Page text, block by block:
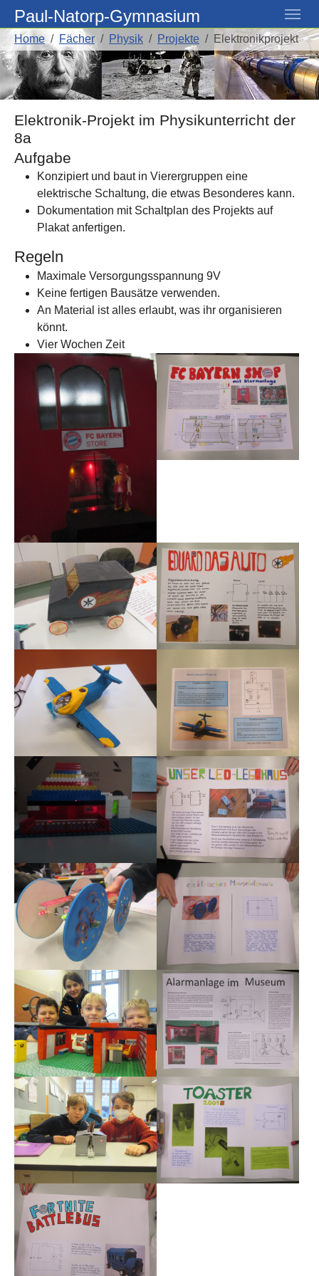
Skip to main navigation
Skip to main content
Skip to page footer
Paul-Natorp-Gymnasium
You are here:
Home Fächer Physik Projekte Elektronikprojekt
Elektronik-Projekt im Physikunterricht der
8a
Aufgabe
Konzipiert und baut in Vierergruppen eine
elektrische Schaltung, die etwas Besonderes kann.
Dokumentation mit Schaltplan des Projekts auf
Plakat anfertigen.
Regeln
Maximale Versorgungsspannung 9V
Keine fertigen Bausätze verwenden.
An Material ist alles erlaubt, was ihr organisieren
könnt.
Vier Wochen Zeit